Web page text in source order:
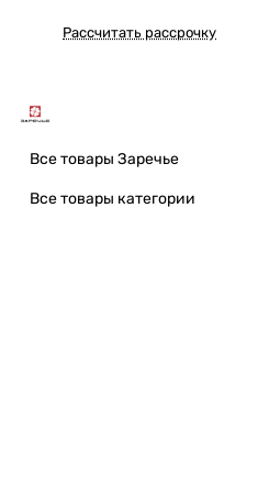
Рассчитать рассрочку
Все товары Заречье
Все товары категории